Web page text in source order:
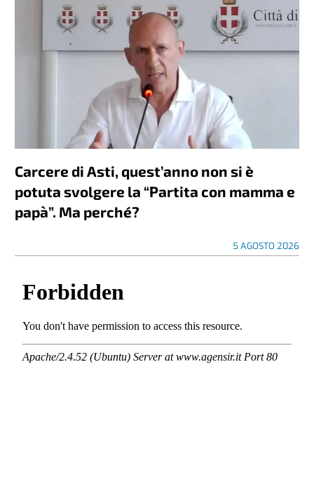
Carcere di Asti, quest’anno non si è
potuta svolgere la “Partita con mamma e
papà”. Ma perché?
5 AGOSTO 2026